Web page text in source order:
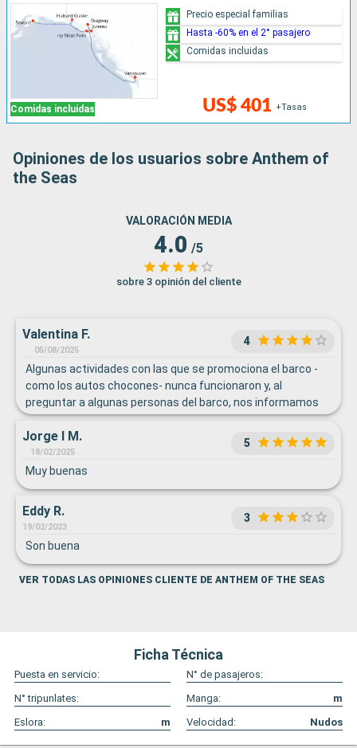
Comidas incluidas US$ 401 +Tasas
Precio especial familias
Hasta -60% en el 2° pasajero
Comidas incluidas
Opiniones de los usuarios sobre Anthem of
the Seas
VALORACIÓN MEDIA
4.0 /5
sobre 3 opinión del cliente
Valentina F.
05/08/2025
4
Algunas actividades con las que se promociona el barco -
como los autos chocones- nunca funcionaron y, al
preguntar a algunas personas del barco, nos informamos
de que eso es permanentemente así.
Jorge l M.
18/02/2025
5
Muy buenas
Eddy R.
19/02/2023
3
Son buena
VER TODAS LAS OPINIONES CLIENTE DE ANTHEM OF THE SEAS
Ficha Técnica
Puesta en servicio:
N° de pasajeros:
N° tripunlates:
Manga:
m
Eslora:
m Velocidad: Nudos